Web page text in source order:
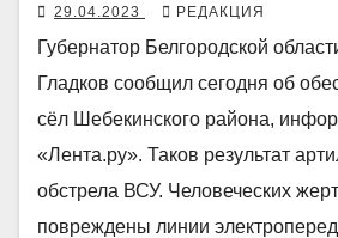
29.04.2023 РЕДАКЦИЯ
Губернатор Белгородской
Гладков сообщил сегодня об
сёл Шебекинского района,
«Лента.ру». Таков результат
обстрела ВСУ. Человеческих
повреждены линии